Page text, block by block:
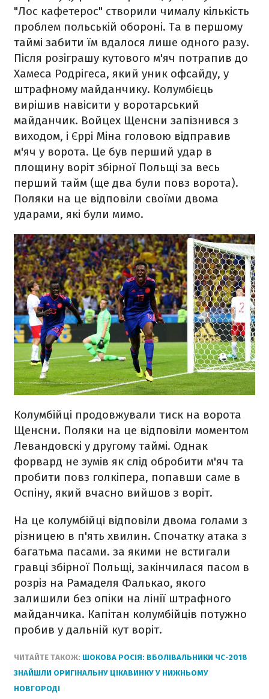
"Лос кафетерос" створили чималу кількість
проблем польській обороні. Та в першому
таймі забити їм вдалося лише одного разу.
Після розіграшу кутового м'яч потрапив до
Хамеса Родрігеса, який уник офсайду, у
штрафному майданчику. Колумбієць
вирішив навісити у воротарський
майданчик. Войцех Щенсни запізнився з
виходом, і Єррі Міна головою відправив
м'яч у ворота. Це був перший удар в
площину воріт збірної Польщі за весь
перший тайм (ще два були повз ворота).
Поляки на це відповіли своїми двома
ударами, які були мимо.
Колумбійці продовжували тиск на ворота
Щенсни. Поляки на це відповіли моментом
Левандовскі у другому таймі. Однак
форвард не зумів як слід обробити м'яч та
пробити повз голкіпера, попавши саме в
Оспіну, який вчасно вийшов з воріт.
На це колумбійці відповіли двома голами з
різницею в п'ять хвилин. Спочатку атака з
багатьма пасами. за якими не встигали
гравці збірної Польщі, закінчилася пасом в
розріз на Рамаделя Фалькао, якого
залишили без опіки на лінії штрафного
майданчика. Капітан колумбійців потужно
пробив у дальній кут воріт.
ЧИТАЙТЕ ТАКОЖ: ШОКОВА РОСІЯ: ВБОЛІВАЛЬНИКИ ЧС-2018
ЗНАЙШЛИ ОРИГІНАЛЬНУ ЦІКАВИНКУ У НИЖНЬОМУ
НОВГОРОДІ